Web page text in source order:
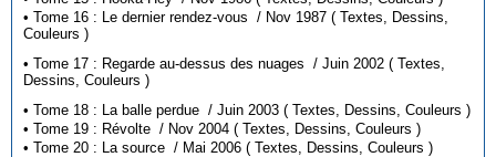
• Tome 16 : Le dernier rendez-vous / Nov 1987 ( Textes, Dessins,
Couleurs )
• Tome 17 : Regarde au-dessus des nuages / Juin 2002 ( Textes,
Dessins, Couleurs )
• Tome 18 : La balle perdue / Juin 2003 ( Textes, Dessins, Couleurs )
• Tome 19 : Révolte / Nov 2004 ( Textes, Dessins, Couleurs )
• Tome 20 : La source / Mai 2006 ( Textes, Dessins, Couleurs )